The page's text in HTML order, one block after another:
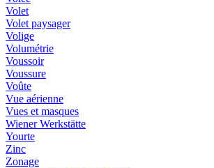
Volet
Volet paysager
Volige
Volumétrie
Voussoir
Voussure
Voûte
Vue aérienne
Vues et masques
Wiener Werkstätte
Yourte
Zinc
Zonage